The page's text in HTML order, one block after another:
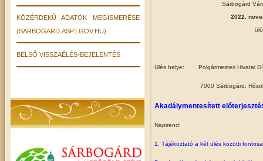
KÖZÉRDEKŰ ADATOK MEGISMERÉSE
(SARBOGARD.ASP.LGOV.HU)
BELSŐ VISSZAÉLÉS-BEJELENTÉS
Sárbogárd
2022.
Ülés helye: Polgármesteri Hivatal
7000 Sárbogárd,
Akadálymentesített
Napirend:
1. Tájékoztató a két ülés közötti